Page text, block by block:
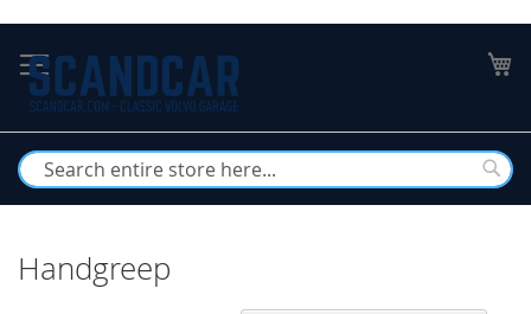
to
Content
Handgreep